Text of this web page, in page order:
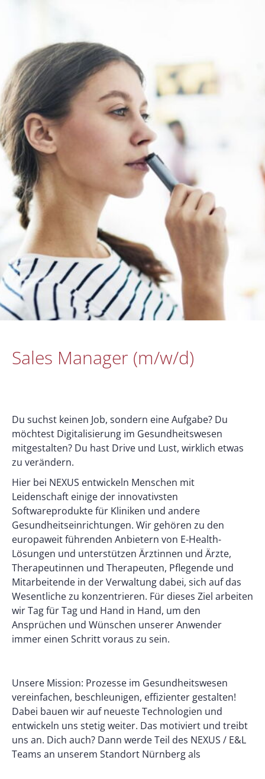
Sales Manager (m/w/d)
Du suchst keinen Job, sondern eine Aufgabe? Du
möchtest Digitalisierung im Gesundheitswesen
mitgestalten? Du hast Drive und Lust, wirklich etwas
zu verändern.
Hier bei NEXUS entwickeln Menschen mit
Leidenschaft einige der innovativsten
Softwareprodukte für Kliniken und andere
Gesundheitseinrichtungen. Wir gehören zu den
europaweit führenden Anbietern von E-Health-
Lösungen und unterstützen Ärztinnen und Ärzte,
Therapeutinnen und Therapeuten, Pflegende und
Mitarbeitende in der Verwaltung dabei, sich auf das
Wesentliche zu konzentrieren. Für dieses Ziel arbeiten
wir Tag für Tag und Hand in Hand, um den
Ansprüchen und Wünschen unserer Anwender
immer einen Schritt voraus zu sein.
Unsere Mission: Prozesse im Gesundheitswesen
vereinfachen, beschleunigen, effizienter gestalten!
Dabei bauen wir auf neueste Technologien und
entwickeln uns stetig weiter. Das motiviert und treibt
uns an. Dich auch? Dann werde Teil des NEXUS / E&L
Teams an unserem Standort Nürnberg als